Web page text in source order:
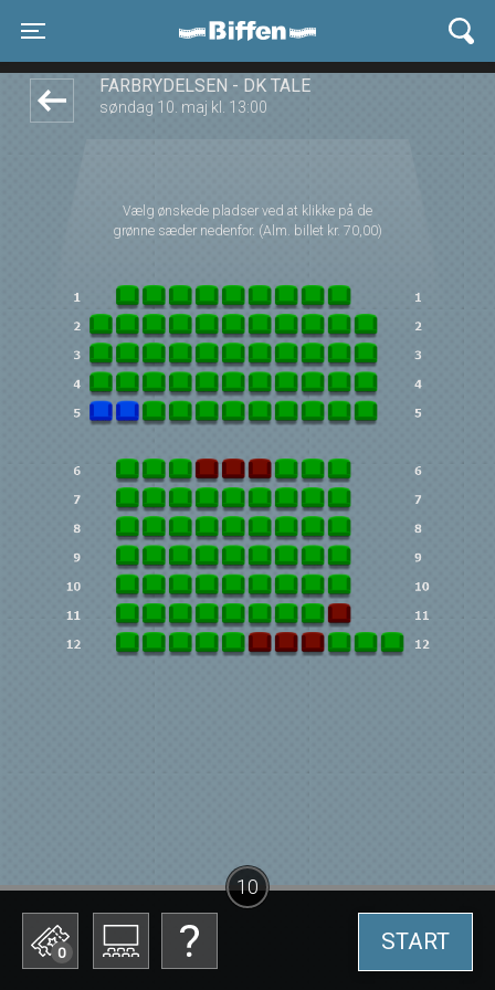
Biffen Odder
FÅRBRYDELSEN - DK TALE
søndag 10. maj kl. 13:00
Vælg ønskede pladser ved at klikke på de
grønne sæder nedenfor. (Alm. billet kr. 70,00)
0 START
10
front03-cc 081953